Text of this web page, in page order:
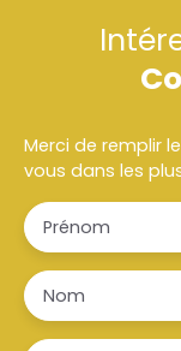
Merci de remplir
vous dans les
Prénom
Nom